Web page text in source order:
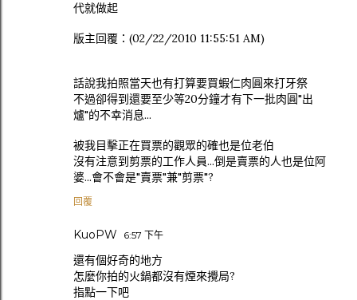
代就做起
版主回覆：(02/22/2010 11:55:51 AM)
話說我拍照當天也有打算要買蝦仁肉圓來打牙祭
不過卻得到還要至少等20分鐘才有下一批肉圓"出
爐"的不幸消息...
被我目擊正在買票的觀眾的確也是位老伯
沒有注意到剪票的工作人員...倒是賣票的人也是位阿
婆...會不會是"賣票"兼"剪票"?
回覆
KuoPW 6:57 下午
還有個好奇的地方
怎麼你拍的火鍋都沒有煙來攪局?
指點一下吧